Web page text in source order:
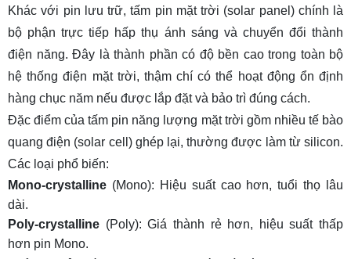
Khác với pin lưu trữ, tấm pin mặt trời (solar panel) chính là
bộ phận trực tiếp hấp thụ ánh sáng và chuyển đổi thành
điện năng. Đây là thành phần có độ bền cao trong toàn bộ
hệ thống điện mặt trời, thậm chí có thể hoạt động ổn định
hàng chục năm nếu được lắp đặt và bảo trì đúng cách.
Đặc điểm của tấm pin năng lượng mặt trời gồm nhiều tế bào
quang điện (solar cell) ghép lại, thường được làm từ silicon.
Các loại phổ biến:
Mono-crystalline (Mono): Hiệu suất cao hơn, tuổi thọ lâu
dài.
Poly-crystalline (Poly): Giá thành rẻ hơn, hiệu suất thấp
hơn pin Mono.